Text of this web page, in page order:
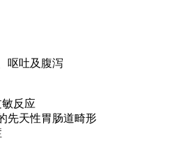
呕吐及腹泻
反应
先天性胃肠道畸形